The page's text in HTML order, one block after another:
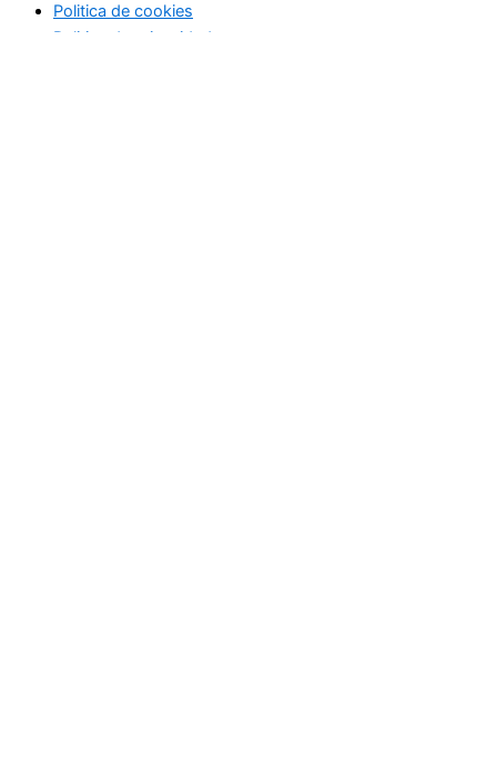
Politica de cookies
Politica de privacidad